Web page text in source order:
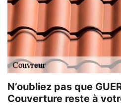
N’oubliez pas que
Couverture reste à